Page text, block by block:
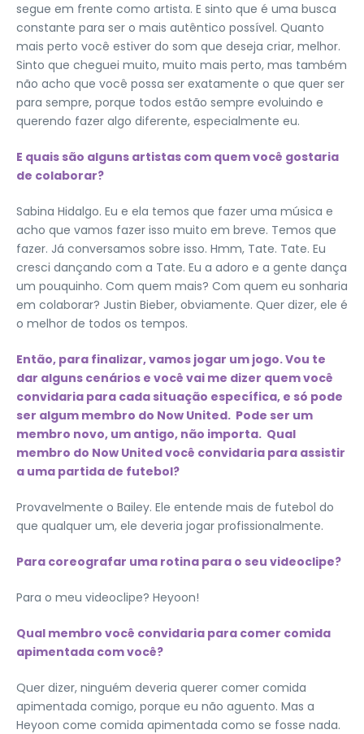
segue em frente como artista. E sinto que é uma busca
constante para ser o mais autêntico possível. Quanto
mais perto você estiver do som que deseja criar, melhor.
Sinto que cheguei muito, muito mais perto, mas também
não acho que você possa ser exatamente o que quer ser
para sempre, porque todos estão sempre evoluindo e
querendo fazer algo diferente, especialmente eu.
E quais são alguns artistas com quem você gostaria
de colaborar?
Sabina Hidalgo. Eu e ela temos que fazer uma música e
acho que vamos fazer isso muito em breve. Temos que
fazer. Já conversamos sobre isso. Hmm, Tate. Tate. Eu
cresci dançando com a Tate. Eu a adoro e a gente dança
um pouquinho. Com quem mais? Com ​​quem eu sonharia
em colaborar? Justin Bieber, obviamente. Quer dizer, ele é
o melhor de todos os tempos.
Então, para finalizar, vamos jogar um jogo. Vou te
dar alguns cenários e você vai me dizer quem você
convidaria para cada situação específica, e só pode
ser algum membro do Now United. Pode ser um
membro novo, um antigo, não importa. Qual
membro do Now United você convidaria para assistir
a uma partida de futebol?
Provavelmente o Bailey. Ele entende mais de futebol do
que qualquer um, ele deveria jogar profissionalmente.
Para coreografar uma rotina para o seu videoclipe?
Para o meu videoclipe? Heyoon!
Qual membro você convidaria para comer comida
apimentada com você?
Quer dizer, ninguém deveria querer comer comida
apimentada comigo, porque eu não aguento. Mas a
Heyoon come comida apimentada como se fosse nada.